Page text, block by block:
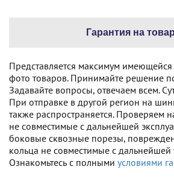
Гарантия на
Представляется максимум
фото товаров. Принимайте решение
Задавайте вопросы, отвечаем всем.
При отправке в другой регион на
также распространяется. Проверяем
не совместимые с дальнейшей
боковые сквозные порезы,
кольца не совместимые с дальнейшей
Ознакомьтесь с полными условиями